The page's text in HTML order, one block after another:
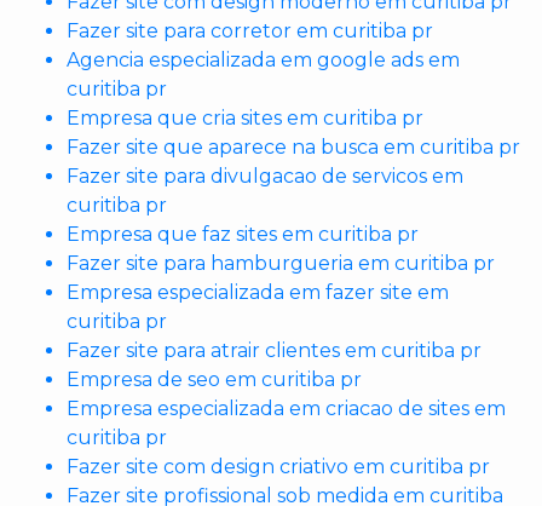
Fazer site para corretor em curitiba pr
Agencia especializada em google ads em
curitiba pr
Empresa que cria sites em curitiba pr
Fazer site que aparece na busca em curitiba pr
Fazer site para divulgacao de servicos em
curitiba pr
Empresa que faz sites em curitiba pr
Fazer site para hamburgueria em curitiba pr
Empresa especializada em fazer site em
curitiba pr
Fazer site para atrair clientes em curitiba pr
Empresa de seo em curitiba pr
Empresa especializada em criacao de sites em
curitiba pr
Fazer site com design criativo em curitiba pr
Fazer site profissional sob medida em curitiba